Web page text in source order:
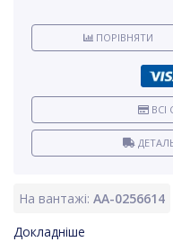
На вантажі: AA-0256614
Докладніше
ПОРІВНЯТИ